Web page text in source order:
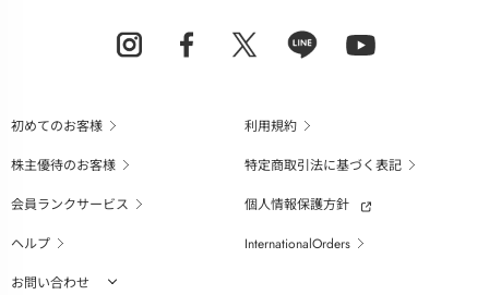
初めてのお客様
利用規約
株主優待のお客様
特定商取引法に基づく表記
会員ランクサービス
個人情報保護方針
ヘルプ
InternationalOrders
お問い合わせ